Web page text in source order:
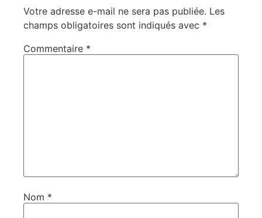
Votre adresse e-mail ne sera pas publiée. Les
champs obligatoires sont indiqués avec *
Commentaire *
Nom *